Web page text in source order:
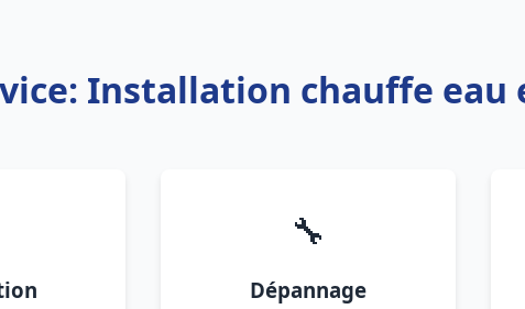
Installation chauffe eau
🔧
Dépannage